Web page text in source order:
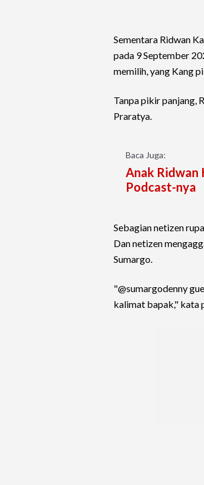
Sementara Ridwan
pada 9 September
memilih, yang Kang
Tanpa pikir panjang,
Praratya.
Baca Juga:
Anak Ridwan
Podcast-nya
Sebagian netizen
Dan netizen
Sumargo.
"@sumargodenny
kalimat bapak," kata